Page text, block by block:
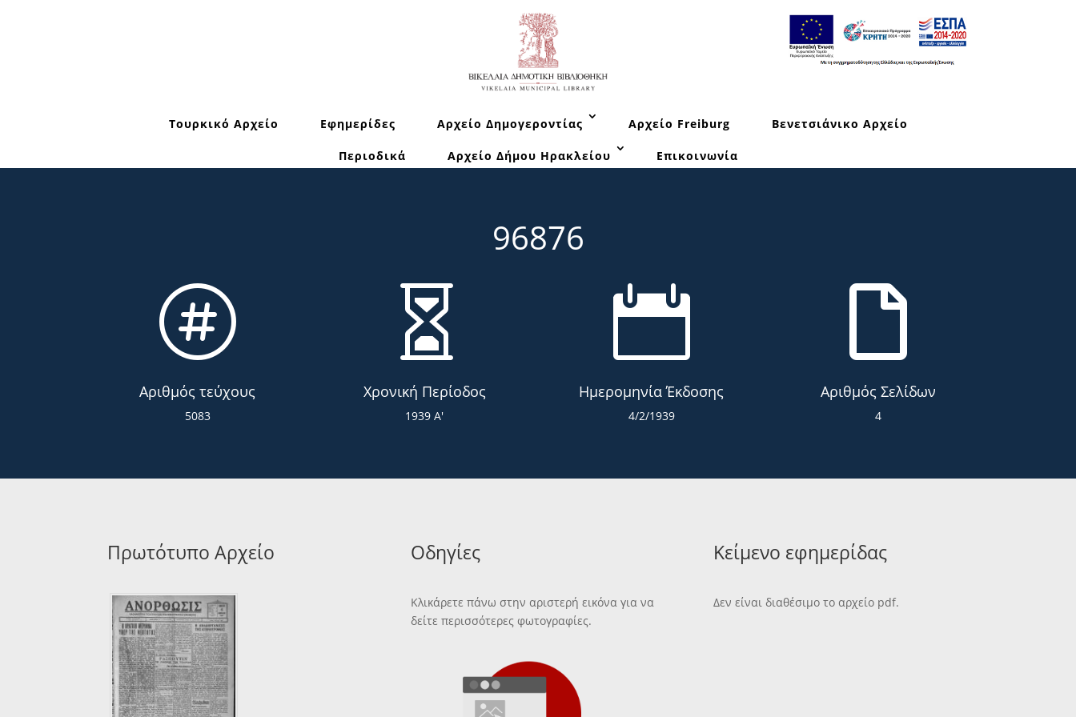
Τουρκικό Αρχείο Εφημερίδες Αρχείο Δημογεροντίας Αρχείο Freiburg Βενετσιάνικο Αρχείο
Περιοδικά Αρχείο Δήμου Ηρακλείου Επικοινωνία
96876

Αριθμός τεύχους
5083

Χρονική Περίοδος
1939 Α'

Ημερομηνία Έκδοσης
4/2/1939

Αριθμός Σελίδων
4
Πρωτότυπο Αρχείο Οδηγίες
Κλικάρετε πάνω στην αριστερή εικόνα για να
δείτε περισσότερες φωτογραφίες.
Κείμενο εφημερίδας
Δεν είναι διαθέσιμο το αρχείο pdf.